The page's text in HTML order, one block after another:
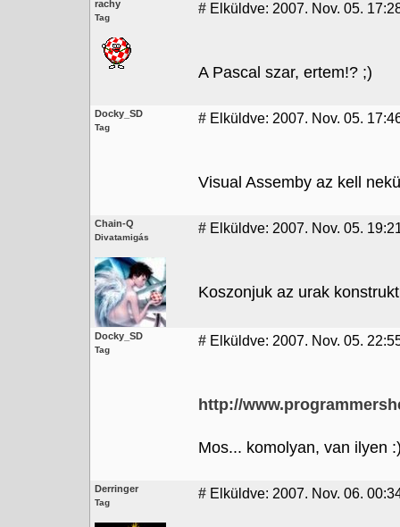
rachy
Tag
# Elküldve: 2007. Nov. 05.
A Pascal szar, ertem!? ;)
Docky_SD
Tag
# Elküldve: 2007. Nov. 05.
Visual Assemby az kell
Chain-Q
Divatamigás
# Elküldve: 2007. Nov. 05.
Koszonjuk az urak
Docky_SD
Tag
# Elküldve: 2007. Nov. 05.
http://
Mos... komolyan, van ilyen
Derringer
Tag
# Elküldve: 2007. Nov. 06.